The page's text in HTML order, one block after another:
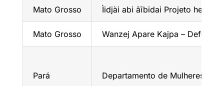
Mato Grosso Ìidjài abi ãībidai Projeto he
Mato Grosso Wanzej Apare Kajpa – Defesa
Pará Departamento de Mulheres